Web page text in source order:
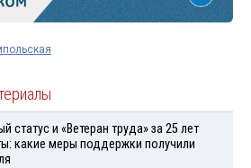
статус и «Ветеран труда» за 25 лет
какие меры поддержки получили